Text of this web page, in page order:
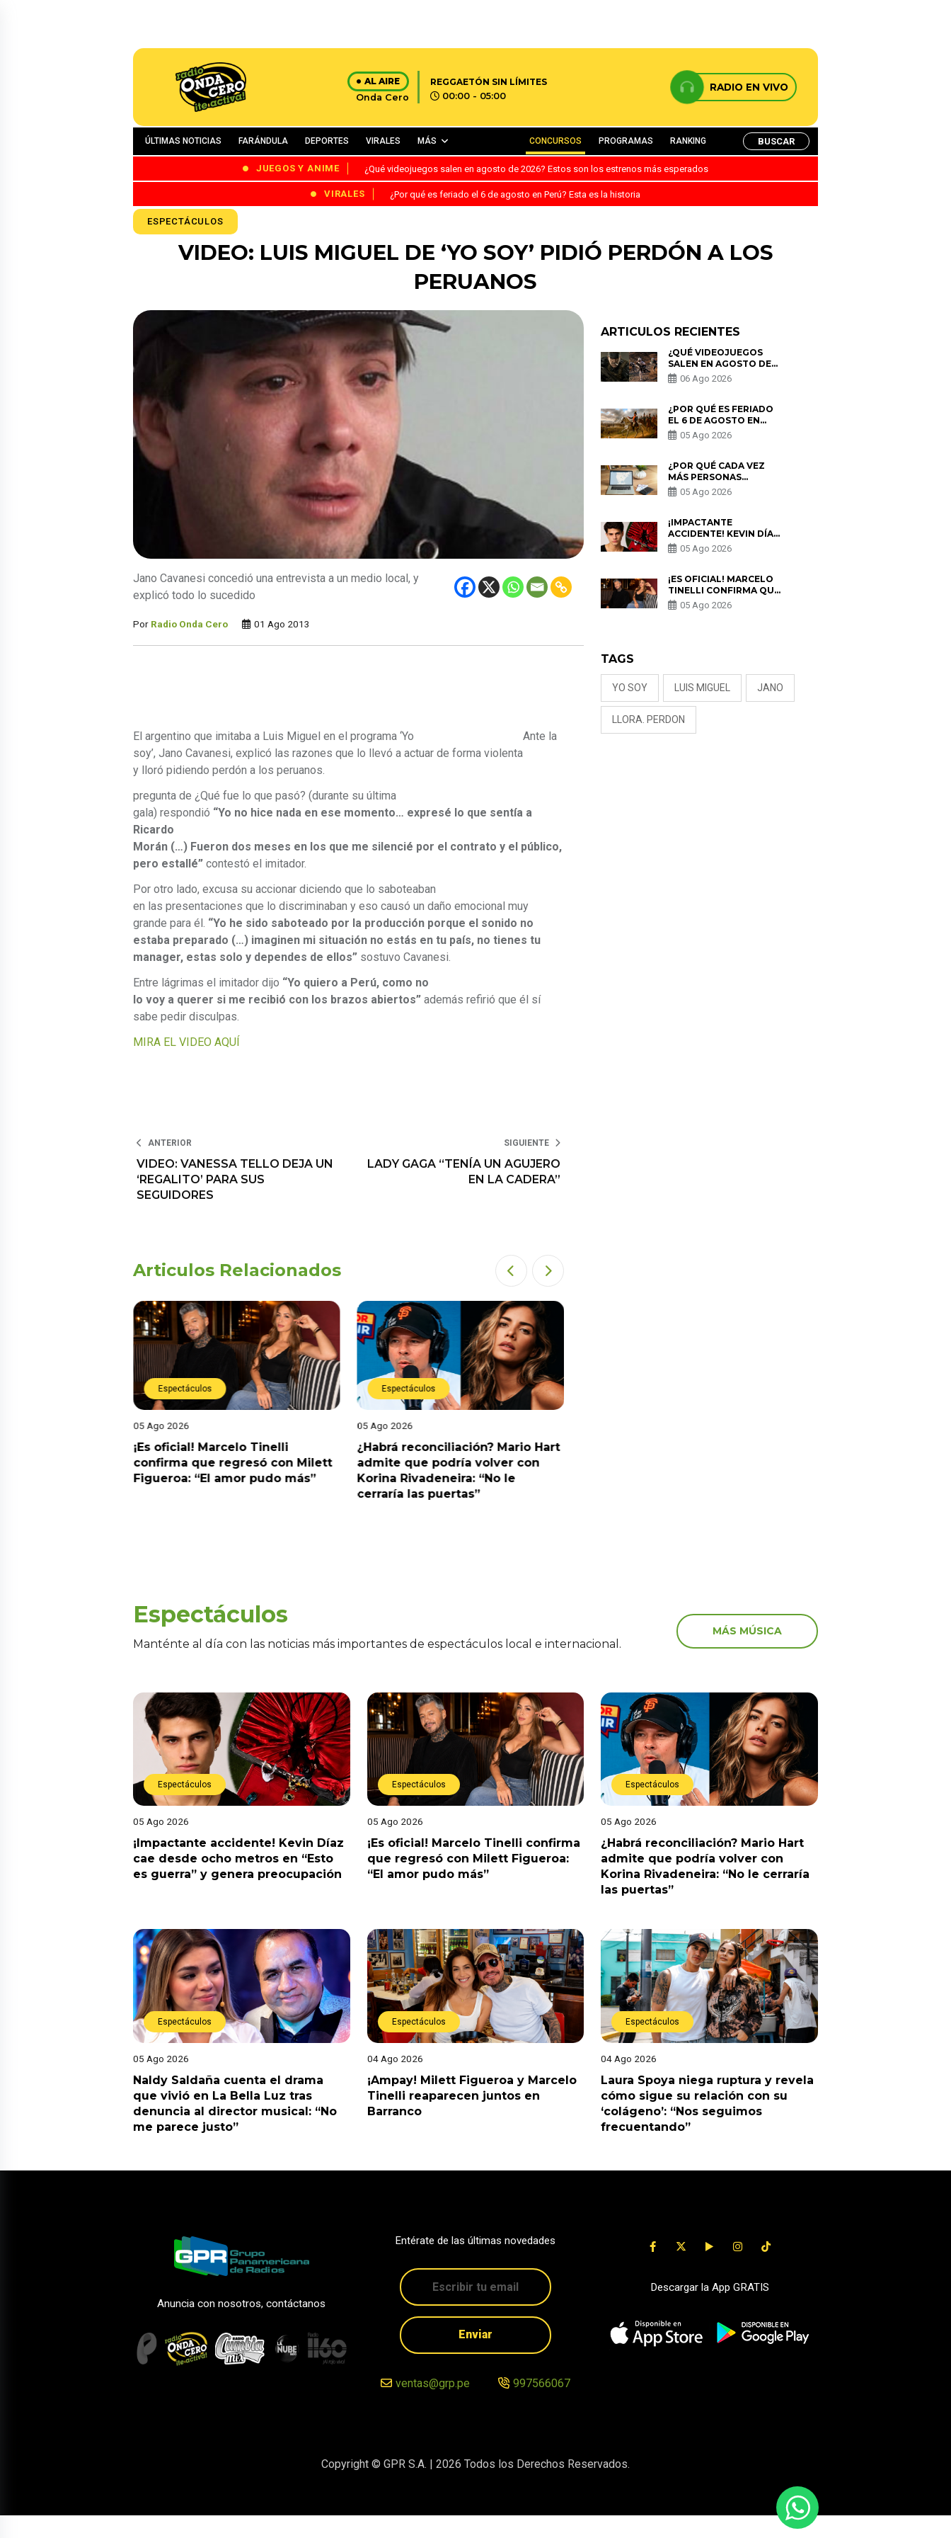
AL AIRE
Onda Cero
REGGAETÓN SIN LÍMITES
00:00 - 05:00
RADIO EN VIVO
ÚLTIMAS NOTICIAS FARÁNDULA DEPORTES VIRALES MÁS CONCURSOS PROGRAMAS RANKING BUSCAR
JUEGOS Y ANIME ¿Qué videojuegos salen en agosto de 2026? Estos son los estrenos más esperados
VIRALES ¿Por qué es feriado el 6 de agosto en Perú? Esta es la historia
ESPECTÁCULOS
VIDEO: LUIS MIGUEL DE ‘YO SOY’ PIDIÓ PERDÓN A LOS
PERUANOS
Jano Cavanesi concedió una entrevista a un medio local, y
explicó todo lo sucedido
Por Radio Onda Cero 01 Ago 2013
El argentino que imitaba a Luis Miguel en el programa ‘Yo
soy’, Jano Cavanesi, explicó las razones que lo llevó a actuar de forma violenta
y lloró pidiendo perdón a los peruanos.
Ante la
pregunta de ¿Qué fue lo que pasó? (durante su última
gala) respondió “Yo no hice nada en ese momento… expresé lo que sentía a
Ricardo
Morán (…) Fueron dos meses en los que me silencié por el contrato y el público,
pero estallé” contestó el imitador.
Por otro lado, excusa su accionar diciendo que lo saboteaban
en las presentaciones que lo discriminaban y eso causó un daño emocional muy
grande para él. “Yo he sido saboteado por la producción porque el sonido no
estaba preparado (…) imaginen mi situación no estás en tu país, no tienes tu
manager, estas solo y dependes de ellos” sostuvo Cavanesi.
Entre lágrimas el imitador dijo “Yo quiero a Perú, como no
lo voy a querer si me recibió con los brazos abiertos” además refirió que él sí
sabe pedir disculpas.
MIRA EL VIDEO AQUÍ
ANTERIOR
VIDEO: VANESSA TELLO DEJA UN
‘REGALITO’ PARA SUS
SEGUIDORES
SIGUIENTE
LADY GAGA “TENÍA UN AGUJERO
EN LA CADERA”
Articulos Relacionados
Espectáculos
05 Ago 2026
¡Es oficial! Marcelo Tinelli
confirma que regresó con Milett
Figueroa: “El amor pudo más”
Espectáculos
05 Ago 2026
¿Habrá reconciliación? Mario Hart
admite que podría volver con
Korina Rivadeneira: “No le
cerraría las puertas”
ARTICULOS RECIENTES
¿QUÉ VIDEOJUEGOS
SALEN EN AGOSTO DE
2026? ESTOS SON LOS
ESTRENOS MÁS
06 Ago 2026
¿POR QUÉ ES FERIADO
EL 6 DE AGOSTO EN
PERÚ? ESTA ES LA
HISTORIA
05 Ago 2026
¿POR QUÉ CADA VEZ
MÁS PERSONAS
UTILIZAN UNA VPN
PARA PROTEGER SU
05 Ago 2026
¡IMPACTANTE
ACCIDENTE! KEVIN DÍAZ
CAE DESDE OCHO
METROS EN “ESTO ES
PREOCUPACIÓN
05 Ago 2026
¡ES OFICIAL! MARCELO
TINELLI CONFIRMA QUE
REGRESÓ CON MILETT
FIGUEROA: “EL AMOR
05 Ago 2026
TAGS
YO SOY LUIS MIGUEL JANO
LLORA. PERDON
Espectáculos
Manténte al día con las noticias más importantes de espectáculos local e internacional.
MÁS MÚSICA
Espectáculos
05 Ago 2026
¡Impactante accidente! Kevin Díaz
cae desde ocho metros en “Esto
es guerra” y genera preocupación
Espectáculos
05 Ago 2026
¡Es oficial! Marcelo Tinelli confirma
que regresó con Milett Figueroa:
“El amor pudo más”
Espectáculos
05 Ago 2026
¿Habrá reconciliación? Mario Hart
admite que podría volver con
Korina Rivadeneira: “No le cerraría
las puertas”
Espectáculos
05 Ago 2026
Naldy Saldaña cuenta el drama
que vivió en La Bella Luz tras
denuncia al director musical: “No
me parece justo”
Espectáculos
04 Ago 2026
¡Ampay! Milett Figueroa y Marcelo
Tinelli reaparecen juntos en
Barranco
Espectáculos
04 Ago 2026
Laura Spoya niega ruptura y revela
cómo sigue su relación con su
‘colágeno’: “Nos seguimos
frecuentando”
Anuncia con nosotros, contáctanos
Entérate de las últimas novedades
Enviar
ventas@grp.pe 997566067
Descargar la App GRATIS
Copyright © GPR S.A. | 2026 Todos los Derechos Reservados.